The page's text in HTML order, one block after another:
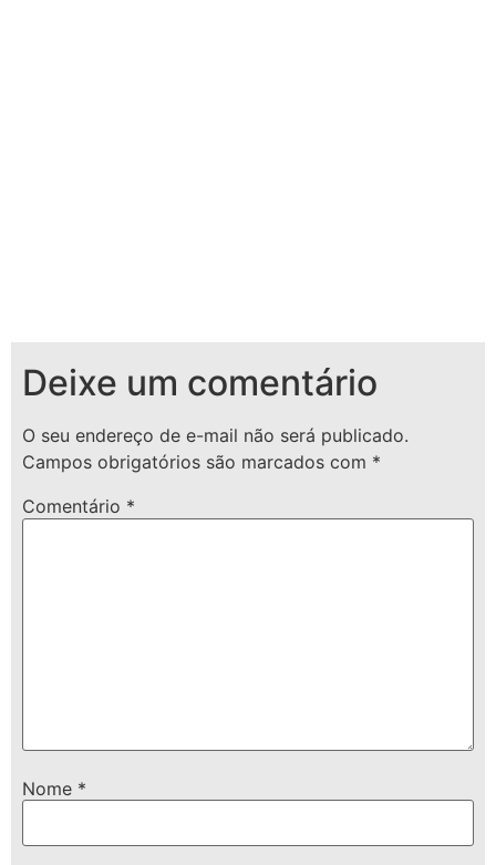
Deixe um comentário
O seu endereço de e-mail não será publicado.
Campos obrigatórios são marcados com *
Comentário *
Nome *